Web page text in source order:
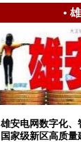
•
雄安电网数字化、
国家级新区高质量